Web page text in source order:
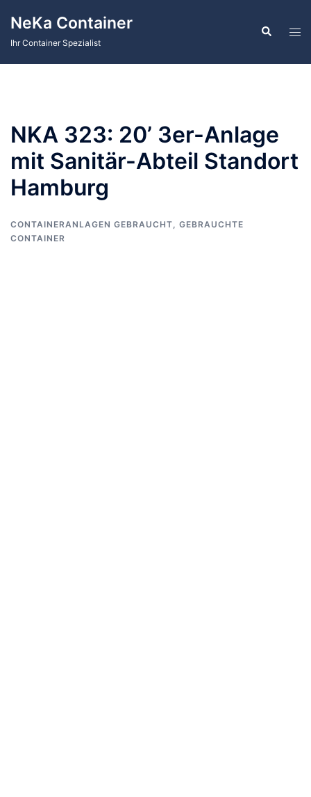
Inhalt
springen
NeKa Container
Ihr Container Spezialist
Suche
NKA 323: 20’ 3er-Anlage
mit Sanitär-Abteil Standort
Hamburg
CONTAINERANLAGEN GEBRAUCHT, GEBRAUCHTE
CONTAINER